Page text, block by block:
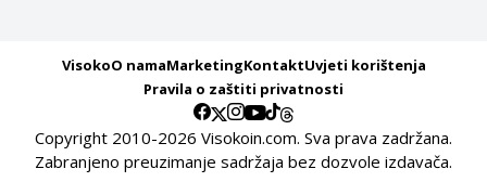
VisokoO namaMarketingKontaktUvjeti korištenja
Pravila o zaštiti privatnosti
Copyright 2010-2026 Visokoin.com. Sva prava zadržana.
Zabranjeno preuzimanje sadržaja bez dozvole izdavača.